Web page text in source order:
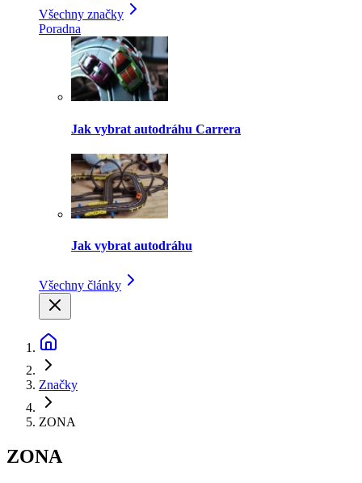
Všechny značky
Poradna
Jak vybrat autodráhu Carrera
Jak vybrat autodráhu
Všechny články
Značky
ZONA
ZONA